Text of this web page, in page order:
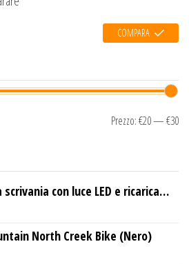
COMPARA
Prezzo:€20—€30
scrivania con luce LED e ricarica
North Creek Bike (Nero)